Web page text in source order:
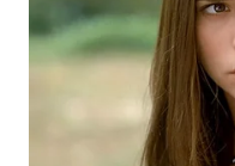
LABUHANBATU